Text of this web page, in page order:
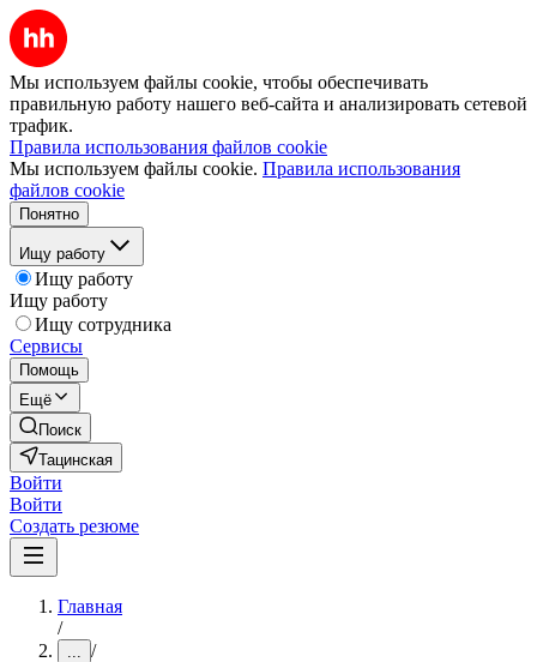
Мы используем файлы cookie, чтобы обеспечивать
правильную работу нашего веб-сайта и анализировать сетевой
трафик.
Правила использования файлов cookie
Мы используем файлы cookie. Правила использования
файлов cookie
Понятно
Ищу работу
Ищу работу
Ищу работу
Ищу сотрудника
Сервисы
Помощь
Ещё
Поиск
Тацинская
Войти
Войти
Создать резюме
Главная
/
... /